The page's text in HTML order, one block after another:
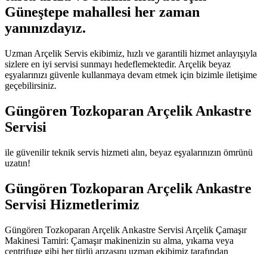
Güneştepe mahallesi her zaman
yanınızdayız.
Uzman Arçelik Servis ekibimiz, hızlı ve garantili hizmet anlayışıyla
sizlere en iyi servisi sunmayı hedeflemektedir. Arçelik beyaz
eşyalarınızı güvenle kullanmaya devam etmek için bizimle iletişime
geçebilirsiniz.
Güngören Tozkoparan Arçelik Ankastre
Servisi
ile güvenilir teknik servis hizmeti alın, beyaz eşyalarınızın ömrünü
uzatın!
Güngören Tozkoparan Arçelik Ankastre
Servisi Hizmetlerimiz
Güngören Tozkoparan Arçelik Ankastre Servisi Arçelik Çamaşır
Makinesi Tamiri: Çamaşır makinenizin su alma, yıkama veya
centrifuge gibi her türlü arızasını uzman ekibimiz tarafından